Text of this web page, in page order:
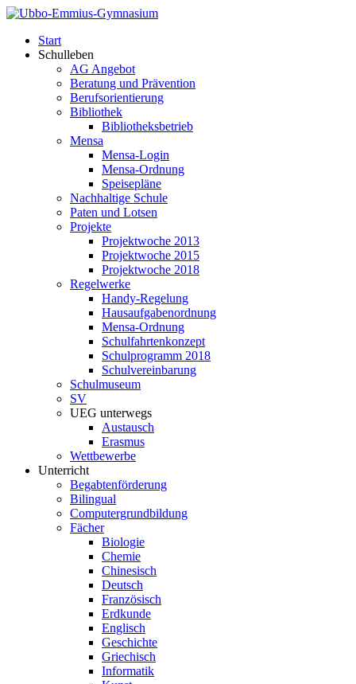
Start
Schulleben
AG Angebot
Beratung und Prävention
Berufsorientierung
Bibliothek
Bibliotheksbetrieb
Mensa
Mensa-Login
Mensa-Ordnung
Speisepläne
Nachhaltige Schule
Paten und Lotsen
Projekte
Projektwoche 2013
Projektwoche 2015
Projektwoche 2018
Regelwerke
Handy-Regelung
Hausaufgabenordnung
Mensa-Ordnung
Schulfahrtenkonzept
Schulprogramm 2018
Schulvereinbarung
Schulmuseum
SV
UEG unterwegs
Austausch
Erasmus
Wettbewerbe
Unterricht
Begabtenförderung
Bilingual
Computergrundbildung
Fächer
Biologie
Chemie
Chinesisch
Deutsch
Französisch
Erdkunde
Englisch
Geschichte
Griechisch
Informatik